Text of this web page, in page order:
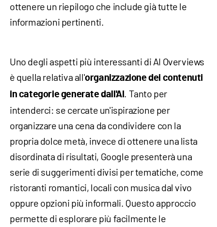
ottenere un riepilogo che include già tutte le
informazioni pertinenti.
Uno degli aspetti più interessanti di AI Overviews
è quella relativa all'organizzazione dei contenuti
in categorie generate dall'AI . Tanto per
intenderci: se cercate un'ispirazione per
organizzare una cena da condividere con la
propria dolce metà, invece di ottenere una lista
disordinata di risultati, Google presenterà una
serie di suggerimenti divisi per tematiche, come
ristoranti romantici, locali con musica dal vivo
oppure opzioni più informali. Questo approccio
permette di esplorare più facilmente le